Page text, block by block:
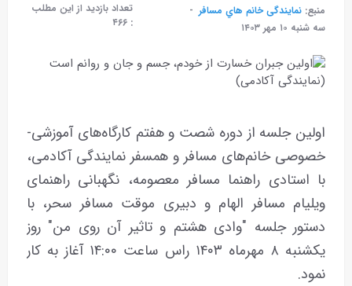
منبع: نمایندگی خانم هاي مسافر
سه شنبه ۱۰ مهر ۱۴۰۳
تعداد بازدید از این مطلب
: ۴۶۶
اولین جلسه از دوره شصت و هفتم کارگاه‌های آموزشی-
خصوصی خانم‌های مسافر و همسفر نمایندگی آکادمی،
با استادی راهنما مسافر معصومه، نگهبانی راهنمای
ویلیام مسافر الهام و دبیری موقت مسافر سحر، با
دستور جلسه "وادی هشتم و تاثیر آن روی من" روز
یکشنبه ۸ مهرماه ۱۴۰۳ راس ساعت ۱۴:۰۰ آغاز به کار
نمود.